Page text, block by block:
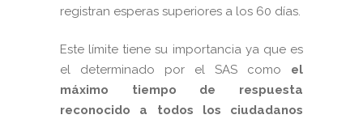
registran esperas superiores a los 60 días.
Este límite tiene su importancia ya que es
el determinado por el SAS como el
máximo tiempo de respuesta
reconocido a todos los ciudadanos